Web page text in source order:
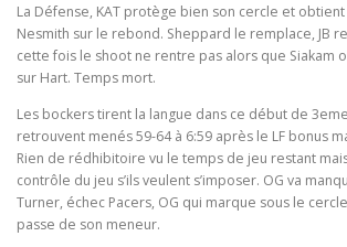
La Défense, KAT protège bien son cercle et
Nesmith sur le rebond. Sheppard le remplace, JB
cette fois le shoot ne rentre pas alors que Siakam
sur Hart. Temps mort.
Les bockers tirent la langue dans ce début de
retrouvent menés 59-64 à 6:59 après le LF bonus
Rien de rédhibitoire vu le temps de jeu restant
contrôle du jeu s’ils veulent s’imposer. OG va
Turner, échec Pacers, OG qui marque sous le
passe de son meneur.